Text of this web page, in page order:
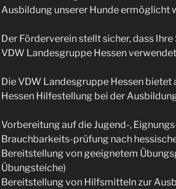
Ausbildung unserer Hunde ermöglicht
Der Förderverein stellt sicher, dass
VDW Landesgruppe Hessen
Die VDW Landesgruppe Hessen
Hessen Hilfestellung bei der
Vorbereitung auf die Jugend-,
Brauchbarkeits-prüfung nach
Bereitstellung von geeignetem
Übungsteiche)
Bereitstellung von Hilfsmitteln zur